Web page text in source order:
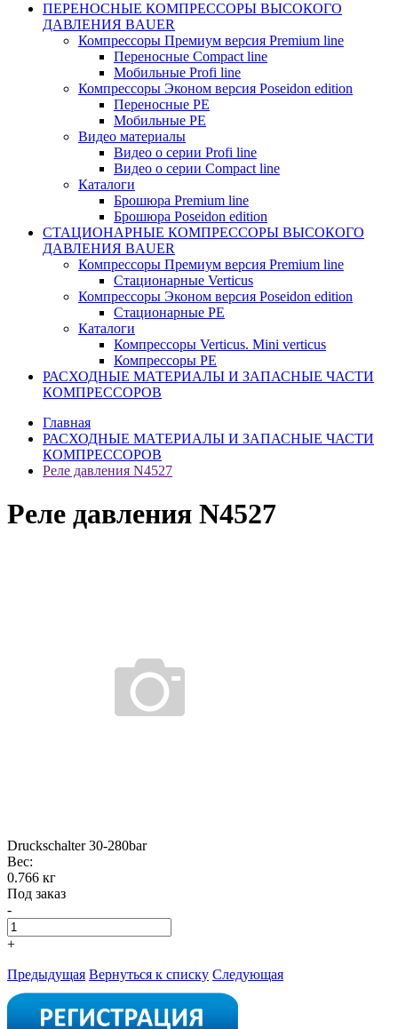
ПЕРЕНОСНЫЕ КОМПРЕССОРЫ ВЫСОКОГО
ДАВЛЕНИЯ BAUER
Компрессоры Премиум версия Premium line
Переносные Compact line
Мобильные Profi line
Компрессоры Эконом версия Poseidon edition
Переносные PE
Мобильные PE
Видео материалы
Видео о серии Profi line
Видео о серии Compact line
Каталоги
Брошюра Premium line
Брошюра Poseidon edition
СТАЦИОНАРНЫЕ КОМПРЕССОРЫ ВЫСОКОГО
ДАВЛЕНИЯ BAUER
Компрессоры Премиум версия Premium line
Стационарные Verticus
Компрессоры Эконом версия Poseidon edition
Стационарные PE
Каталоги
Компрессоры Verticus. Mini verticus
Компрессоры PE
РАСХОДНЫЕ МАТЕРИАЛЫ И ЗАПАСНЫЕ ЧАСТИ
КОМПРЕССОРОВ
Главная
РАСХОДНЫЕ МАТЕРИАЛЫ И ЗАПАСНЫЕ ЧАСТИ
КОМПРЕССОРОВ
Реле давления N4527
Реле давления N4527
Druckschalter 30-280bar
Вес:
0.766 кг
Под заказ
-
+
Предыдущая Вернуться к списку Следующая